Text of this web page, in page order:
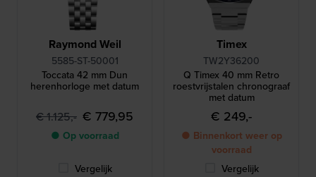
Raymond Weil
5585-ST-50001
Toccata 42 mm Dun
herenhorloge met datum
€ 1.125,- € 779,95
● Op voorraad
Vergelijk
Timex
TW2Y36200
Q Timex 40 mm Retro
roestvrijstalen chronograaf
met datum
€ 249,-
● Binnenkort weer op
voorraad
Vergelijk